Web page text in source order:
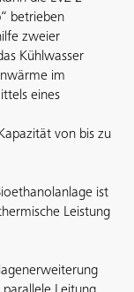
betrieben
zweier
Kühlwasser
im
eines
von bis zu
ist
Leistung